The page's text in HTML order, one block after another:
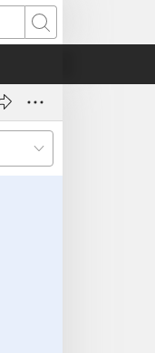
Пребарај